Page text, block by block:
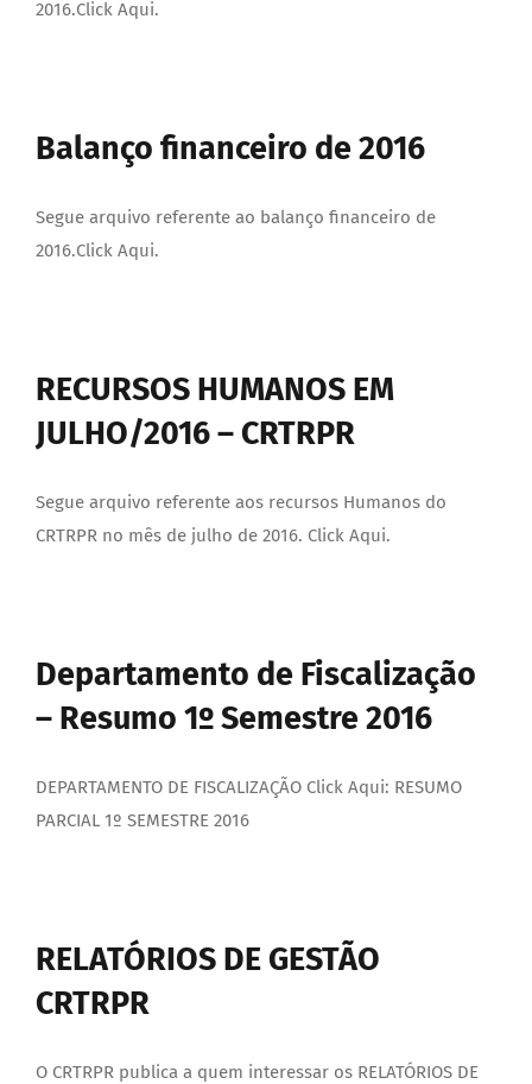
2016.Click Aqui.
Balanço financeiro de 2016
Segue arquivo referente ao balanço financeiro de
2016.Click Aqui.
RECURSOS HUMANOS EM
JULHO/2016 – CRTRPR
Segue arquivo referente aos recursos Humanos do
CRTRPR no mês de julho de 2016. Click Aqui.
Departamento de Fiscalização
– Resumo 1º Semestre 2016
DEPARTAMENTO DE FISCALIZAÇÃO Click Aqui: RESUMO
PARCIAL 1º SEMESTRE 2016
RELATÓRIOS DE GESTÃO
CRTRPR
O CRTRPR publica a quem interessar os RELATÓRIOS DE